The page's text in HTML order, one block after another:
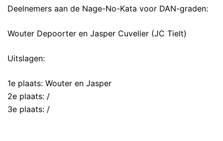
Deelnemers aan de Nage-No-Kata voor DAN-graden:
Wouter Depoorter en Jasper Cuvelier (JC Tielt)
Uitslagen:
1e plaats: Wouter en Jasper
2e plaats: /
3e plaats: /